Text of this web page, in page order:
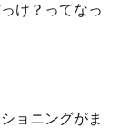
け？ってなっ
ョニングがま